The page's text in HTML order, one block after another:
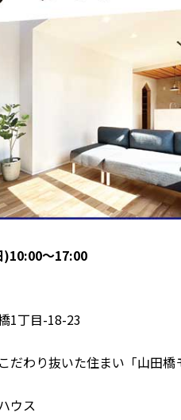
〜17:00
1丁目-18-23
だわり抜いた住まい「山田
ウス